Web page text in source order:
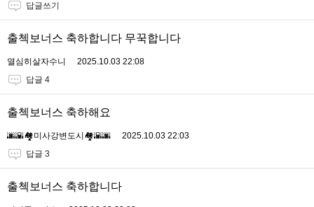
답글쓰기
출첵보너스 축하합니다 무꾹합니다
열심히살자수니
2025.10.03 22:08
답글 4
출첵보너스 축하해요
🌆🌇🏘미사강변도시🏘🌇🌆
2025.10.03 22:03
답글 3
출첵보너스 축하합니다